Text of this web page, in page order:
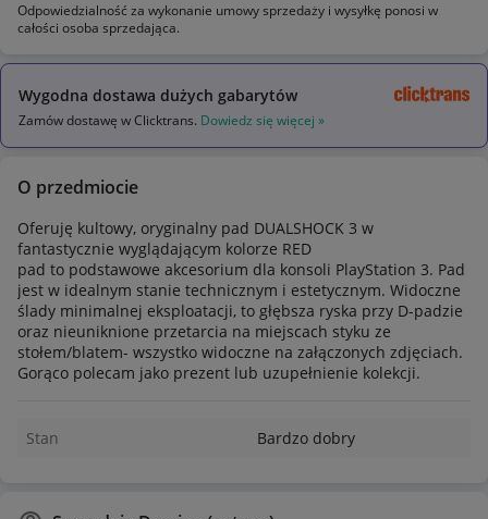
Odpowiedzialność za wykonanie umowy sprzedaży i wysyłkę ponosi w
całości osoba sprzedająca.
Wygodna dostawa dużych gabarytów
Zamów dostawę w Clicktrans. Dowiedz się więcej »
O przedmiocie
Oferuję kultowy, oryginalny pad DUALSHOCK 3 w
fantastycznie wyglądającym kolorze RED
pad to podstawowe akcesorium dla konsoli PlayStation 3. Pad
jest w idealnym stanie technicznym i estetycznym. Widoczne
ślady minimalnej eksploatacji, to głębsza ryska przy D-padzie
oraz nieuniknione przetarcia na miejscach styku ze
stołem/blatem- wszystko widoczne na załączonych zdjęciach.
Gorąco polecam jako prezent lub uzupełnienie kolekcji.
Stan Bardzo dobry